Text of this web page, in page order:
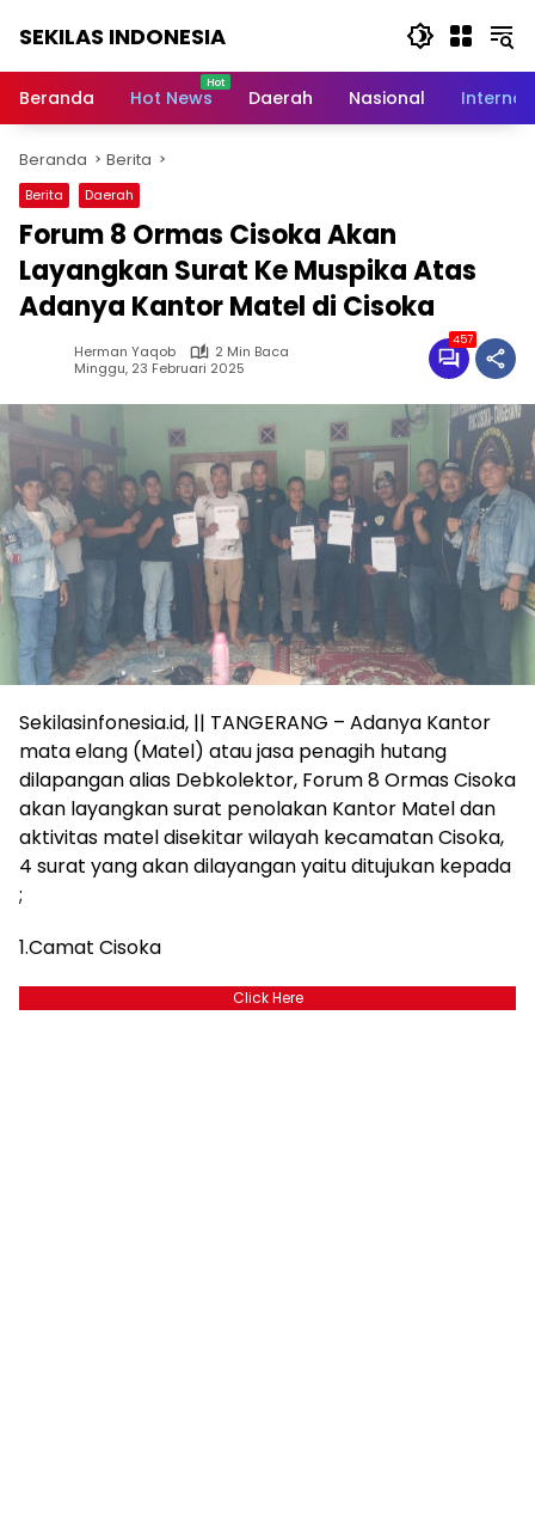
SEKILAS INDONESIA
Terkini,
Latest
World,
Headlines,
News
Today
Beranda Hot News Daerah Nasional
Beranda Berita
Berita Daerah
Forum 8 Ormas Cisoka Akan
Layangkan Surat Ke Muspika Atas
Adanya Kantor Matel di Cisoka
Herman Yaqob
2 Min Baca
Minggu, 23 Februari 2025
457
Sekilasinfonesia.id, || TANGERANG – Adanya Kantor
mata elang (Matel) atau jasa penagih hutang
dilapangan alias Debkolektor, Forum 8 Ormas Cisoka
akan layangkan surat penolakan Kantor Matel dan
aktivitas matel disekitar wilayah kecamatan Cisoka,
4 surat yang akan dilayangan yaitu ditujukan kepada
;
1.Camat Cisoka
Click Here